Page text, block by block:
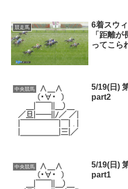
競走馬
6着スウ
「距離
ってこら
中央競馬
5/19(日)
part2
中央競馬
5/19(日)
part1